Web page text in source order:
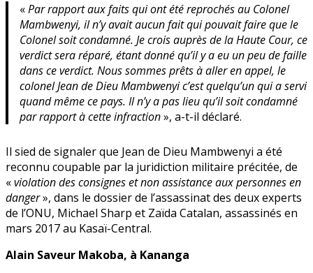
«Par rapport aux faits qui ont été reprochés au Colonel
Mambwenyi, il n’y avait aucun fait qui pouvait faire que le
Colonel soit condamné. Je crois auprès de la Haute Cour, ce
verdict sera réparé, étant donné qu’il y a eu un peu de faille
dans ce verdict. Nous sommes prêts à aller en appel, le
colonel Jean de Dieu Mambwenyi c’est quelqu’un qui a servi
quand même ce pays. Il n’y a pas lieu qu’il soit condamné
par rapport à cette infraction», a-t-il déclaré.
Il sied de signaler que Jean de Dieu Mambwenyi a été
reconnu coupable par la juridiction militaire précitée, de
«violation des consignes et non assistance aux personnes en
danger», dans le dossier de l’assassinat des deux experts
de l’ONU, Michael Sharp et Zaïda Catalan, assassinés en
mars 2017 au Kasaï-Central.
Alain Saveur Makoba, à Kananga